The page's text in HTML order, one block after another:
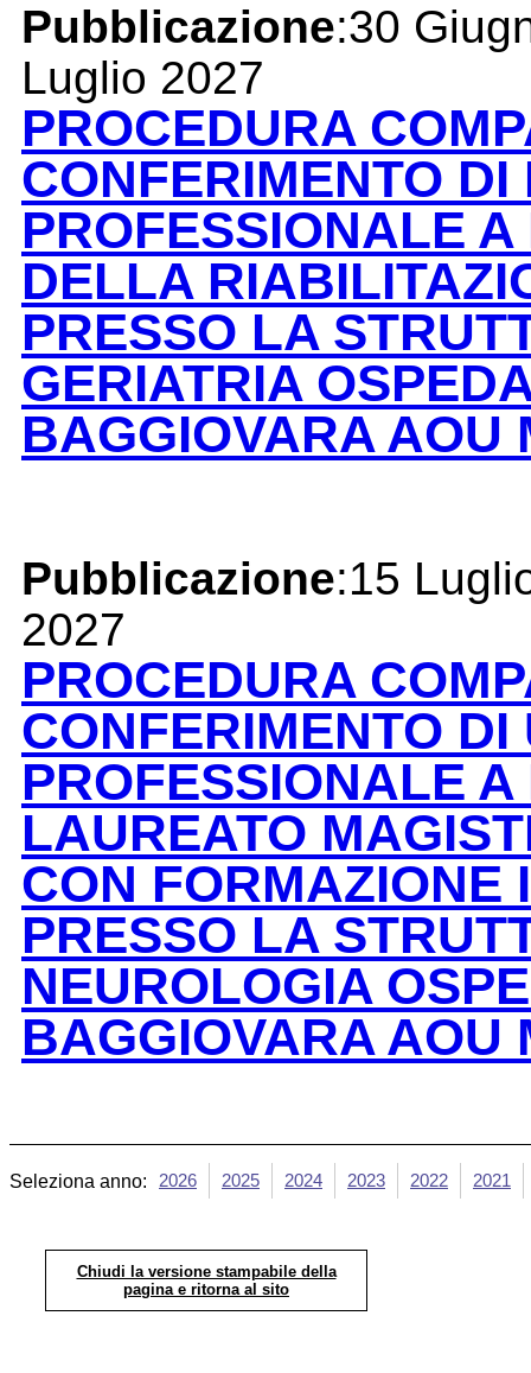
Pubblicazione:30
Luglio 2027
PROCEDURA
CONFERIMENTO
PROFESSIONALE
DELLA
PRESSO LA
GERIATRIA
BAGGIOVARA AOU
Pubblicazione:15
2027
PROCEDURA
CONFERIMENTO
PROFESSIONALE
LAUREATO
CON FORMAZIONE
PRESSO LA
NEUROLOGIA
BAGGIOVARA AOU
Seleziona anno: 2026 2025 2024 2023 2022 2021
Chiudi la versione stampabile della
pagina e ritorna al sito